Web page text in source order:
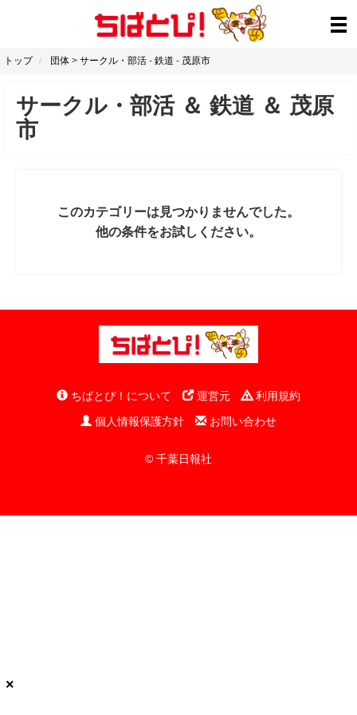
トップ 団体 > サークル・部活 - 鉄道 - 茂原市
サークル・部活＆ 鉄道 ＆ 茂原
市
このカテゴリーは見つかりませんでした。
他の条件をお試しください。
ちばとぴ！について 運営元
利用規約
個人情報保護方針
お問い合わせ
© 千葉日報社
×